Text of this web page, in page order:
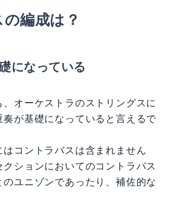
編成は？
になっている
オーケストラのストリングスに
が基礎になっていると言えるで
はコントラバスは含まれません
ションにおいてのコントラバス
ユニゾンであったり、補佐的な